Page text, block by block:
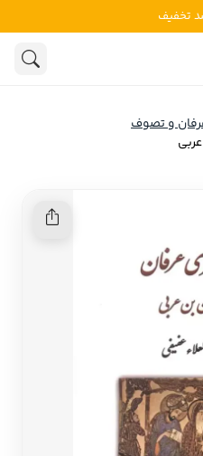
آمریکا
ایتالیا
روسیه
آمریکای لاتین
آلمان
آسیا
کشورهای اروپا
و تصوف